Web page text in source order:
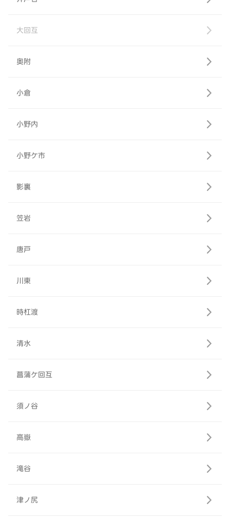
大回互
奥附
小倉
小野内
小野ケ市
影裏
笠岩
唐戸
川東
時杠渡
清水
菖蒲ケ回互
須ノ谷
高嶽
滝谷
津ノ尻